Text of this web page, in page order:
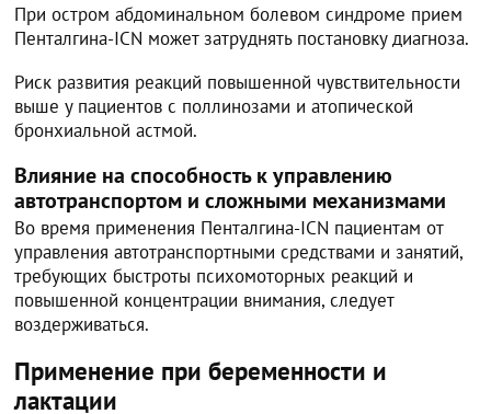
При остром абдоминальном болевом синдроме прием
Пенталгина-ICN может затруднять постановку диагноза.
Риск развития реакций повышенной чувствительности
выше у пациентов с поллинозами и атопической
бронхиальной астмой.
Влияние на способность к управлению
автотранспортом и сложными механизмами
Во время применения Пенталгина-ICN пациентам от
управления автотранспортными средствами и занятий,
требующих быстроты психомоторных реакций и
повышенной концентрации внимания, следует
воздерживаться.
Применение при беременности и
лактации